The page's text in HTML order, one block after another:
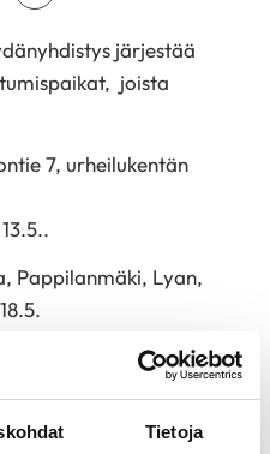
Tietoja
järjestää
joista
7, urheilukentän
Pappilanmäki, Lyan,
Granlund.
on hyvä lääke